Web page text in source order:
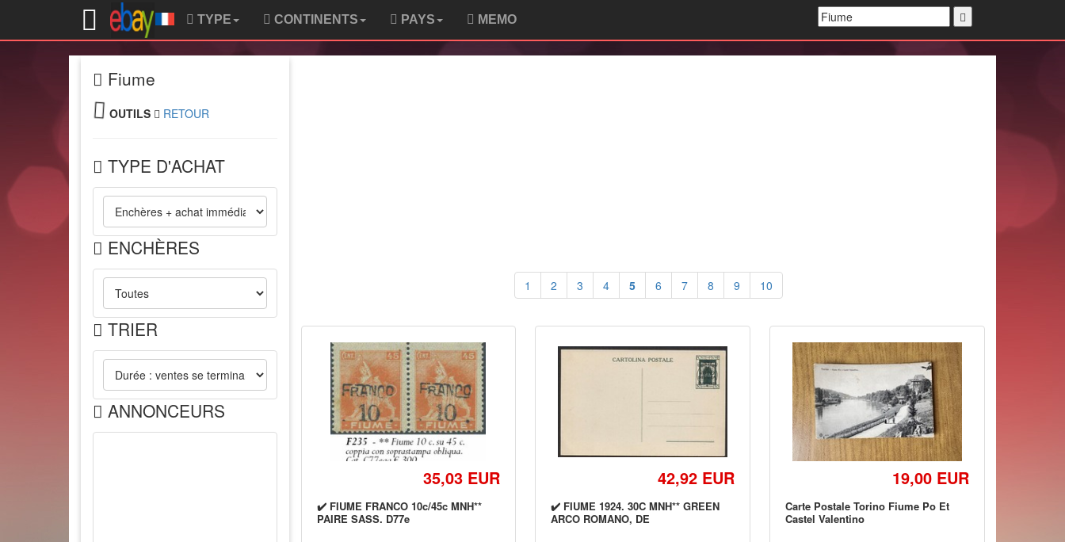
TYPE CONTINENTS PAYS MEMO
Fiume
OUTILS RETOUR
TYPE D'ACHAT
ENCHÈRES
TRIER
ANNONCEURS
1 2 3 4 5 6 7 8 9 10
35,03 EUR
✔️ FIUME FRANCO 10c/45c MNH**
PAIRE SASS. D77e
42,92 EUR
✔️ FIUME 1924. 30C MNH** GREEN
ARCO ROMANO, DE
19,00 EUR
Carte Postale Torino Fiume Po Et
Castel Valentino